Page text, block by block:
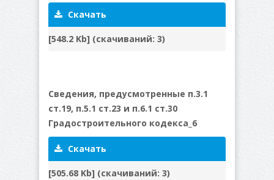
Скачать
[548.2 Kb] (cкачиваний: 3)
Сведения, предусмотренные п.3.1
ст.19, п.5.1 ст.23 и п.6.1 ст.30
Градостроительного кодекса_6
Скачать
[505.68 Kb] (cкачиваний: 3)